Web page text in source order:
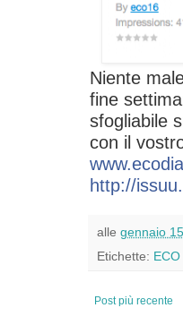
Niente
fine
sfogliabile
con il
http://
alle gennaio
Etichette: ECO
Post più recente